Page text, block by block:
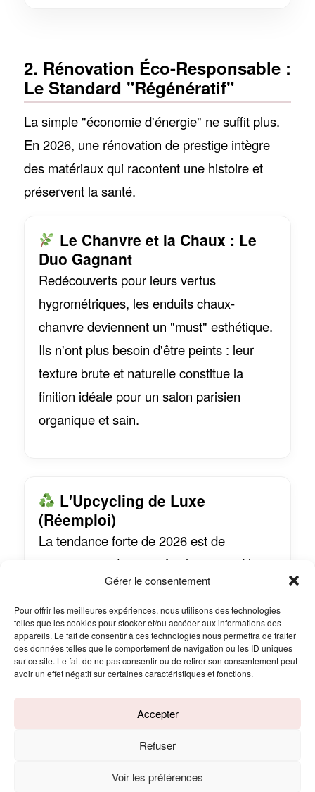
Gérer le consentement
Pour offrir les meilleures expériences, nous utilisons des technologies
telles que les cookies pour stocker et/ou accéder aux informations des
appareils. Le fait de consentir à ces technologies nous permettra de traiter
des données telles que le comportement de navigation ou les ID uniques
sur ce site. Le fait de ne pas consentir ou de retirer son consentement peut
avoir un effet négatif sur certaines caractéristiques et fonctions.
Accepter
Refuser
Voir les préférences
2. Rénovation Éco-Responsable :
Le Standard "Régénératif"
La simple "économie d'énergie" ne suffit plus.
En 2026, une rénovation de prestige intègre
des matériaux qui racontent une histoire et
préservent la santé.
Le Chanvre et la Chaux : Le
Duo Gagnant
Redécouverts pour leurs vertus
hygrométriques, les enduits chaux-
chanvre deviennent un "must" esthétique.
Ils n'ont plus besoin d'être peints : leur
texture brute et naturelle constitue la
finition idéale pour un salon parisien
organique et sain.
L'Upcycling de Luxe
(Réemploi)
La tendance forte de 2026 est de
conserver et de magnifier l'existant. Un
vieux parquet abîmé n'est plus recouvert,
il est réparé avec des pièces contrastées
(kintsugi du bois). Les anciennes portes
sont transformées en têtes de lit. Le "déjà-
là" devient plus précieux que le neuf.
Visionnaires